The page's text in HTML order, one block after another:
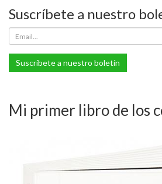
Suscríbete a nuestro
Suscríbete a nuestro boletín
Mi primer libro de los